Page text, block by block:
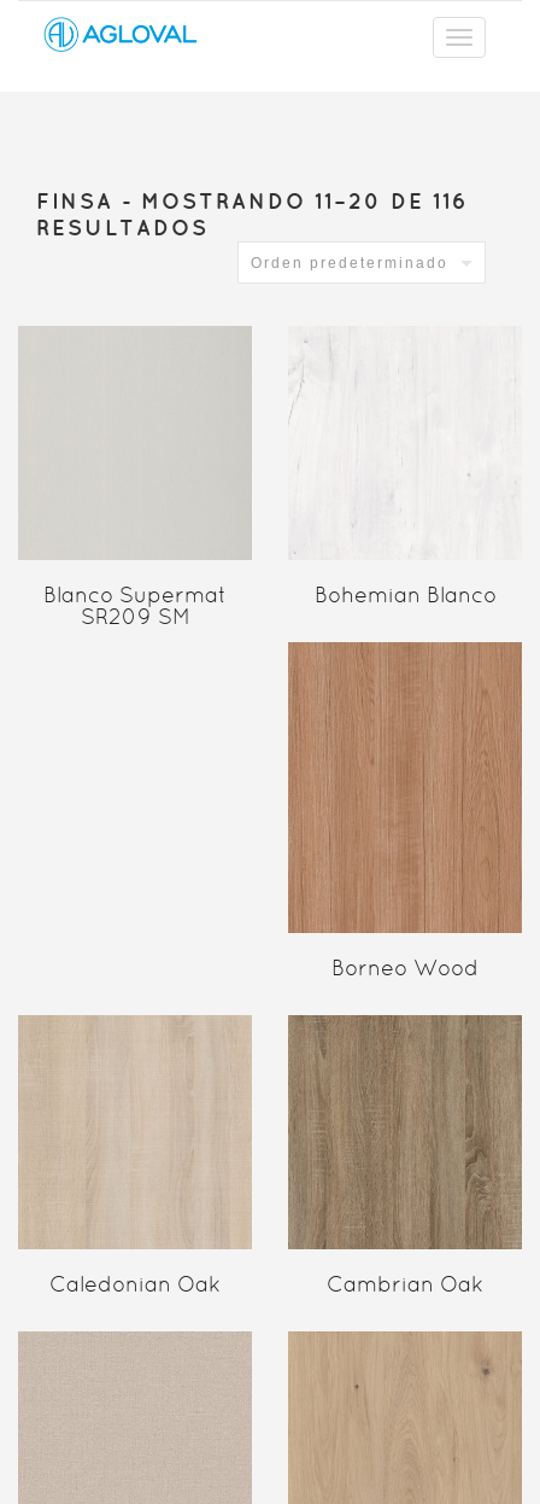
FINSA - MOSTRANDO 11–20 DE 116
RESULTADOS
Orden predeterminado
Blanco Supermat
SR209 SM
Bohemian Blanco
Borneo Wood
Caledonian Oak Cambrian Oak